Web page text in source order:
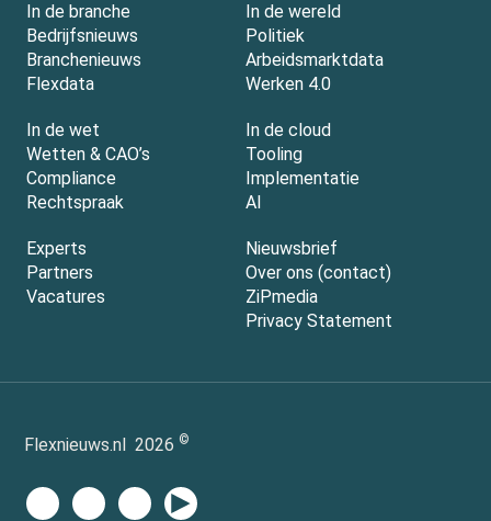
In de branche
Bedrijfsnieuws
Branchenieuws
Flexdata
In de wereld
Politiek
Arbeidsmarktdata
Werken 4.0
In de wet
Wetten & CAO’s
Compliance
Rechtspraak
In de cloud
Tooling
Implementatie
AI
Experts
Partners
Vacatures
Nieuwsbrief
Over ons (contact)
ZiPmedia
Privacy Statement
Flexnieuws.nl 2026 ©